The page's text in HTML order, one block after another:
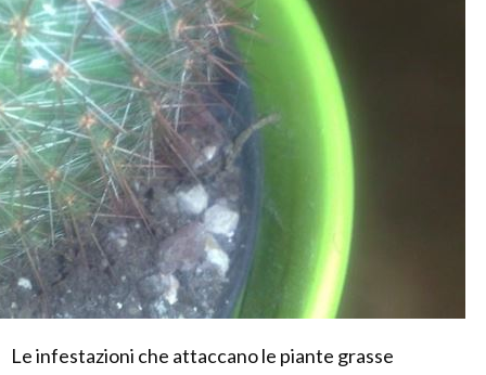
Le infestazioni che attaccano le piante grasse